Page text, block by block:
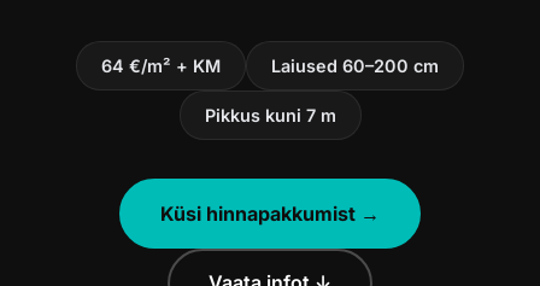
64 €/m² + KM Laiused 60–200 cm
Pikkus kuni 7 m
Küsi hinnapakkumist →